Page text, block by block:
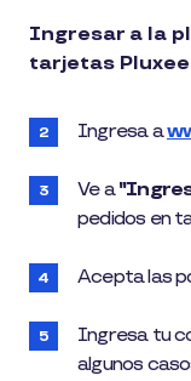
1
min
de
Ingresar a la
tarjetas
Ingresa a
Ve a
pedidos en
Acepta las
Ingresa tu
algunos